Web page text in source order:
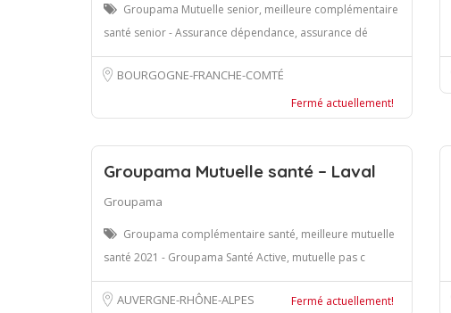
Groupama Mutuelle senior, meilleure complémentaire
santé senior - Assurance dépendance, assurance dé
BOURGOGNE-FRANCHE-COMTÉ
Fermé actuellement!
Groupama Mutuelle santé – Laval
Groupama
Groupama complémentaire santé, meilleure mutuelle
santé 2021 - Groupama Santé Active, mutuelle pas c
AUVERGNE-RHÔNE-ALPES Fermé actuellement!